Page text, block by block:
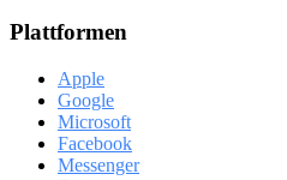
Plattformen
Apple
Google
Microsoft
Facebook
Messenger